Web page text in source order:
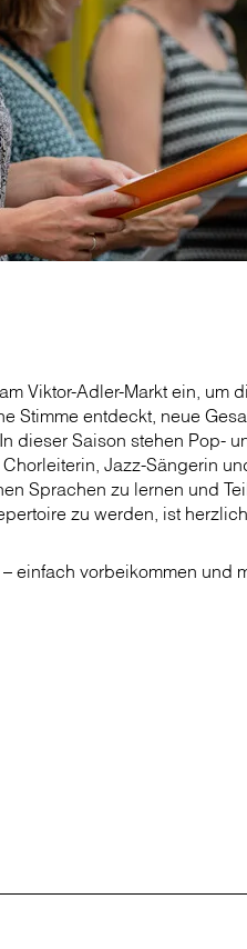
Viktor-Adler-Markt ein, um
Stimme entdeckt, neue
dieser Saison stehen Pop-
Jazz-Sängerin
Sprachen zu lernen und
zu werden, ist
einfach vorbeikommen und